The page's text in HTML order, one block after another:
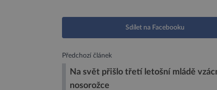
Sdílet na Facebooku
Předchozí článek
Na svět přišlo třetí letošní mládě
nosorožce